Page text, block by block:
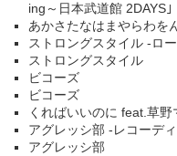
ing～日本武道館 2DAYS｣
あかさたなはまやらわを
ストロングスタイル -ロ
ストロングスタイル
ビコーズ
ビコーズ
くればいいのに feat.草
アグレッシ部 -レコーデ
アグレッシ部